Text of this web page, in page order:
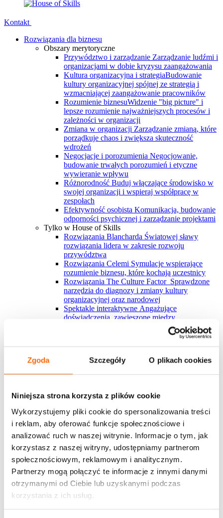
Zgoda Szczegóły O plikach cookies
Niniejsza strona korzysta z plików cookie
Wykorzystujemy pliki cookie do spersonalizowania treści
i reklam, aby oferować funkcje społecznościowe i
analizować ruch w naszej witrynie. Informacje o tym, jak
korzystasz z naszej witryny, udostępniamy partnerom
społecznościowym, reklamowym i analitycznym.
Partnerzy mogą połączyć te informacje z innymi danymi
otrzymanymi od Ciebie lub uzyskanymi podczas
korzystania z ich usług.
Kontakt
Rozwiązania dla biznesu
Obszary merytoryczne
Przywództwo i zarządzanie Zarządzanie ludźmi i
organizacjami w dobie kryzysu zaangażowania
Kultura organizacyjna i strategiaBudowanie
kultury organizacyjnej spójnej ze strategią i
wzmacniającej zaangażowanie pracowników
Rozumienie biznesuWidzenie "big picture" i
lepsze rozumienie najważniejszych procesów i
zależności w organizacji
Zmiana w organizacji Zarządzanie zmianą, które
porządkuje chaos i zwiększa skuteczność
wdrożeń
Negocjacje i porozumienia Negocjowanie,
budowanie trwałych porozumień i etyczne
wywieranie wpływu
Różnorodność Buduj włączające środowisko w
swojej organizacji i wspieraj współpracę w
zespołach
Efektywność osobista Komunikacja, budowanie
odporności psychicznej i zarządzanie projektami
Tylko w House of Skills
Rozwiązania Blancharda Światowej sławy
rozwiązania lidera w zakresie rozwoju
przywództwa
Rozwiązania Celemi Symulacje wspierające
rozumienie biznesu, które kochają uczestnicy
Rozwiązania The Culture Factor Sprawdzone
narzędzia do diagnozy i zmiany kultury
organizacyjnej oraz narodowej
Spektakle interaktywne Angażujące
doświadczenia, zawieszone między
rzeczywistością a fikcją, które inspirują do
pracy? U nas to możliwe
którego uczestnicy stają się częścią
Zakaz gotowania żaby
Nowy spektakl
interaktywny o mechanizmach nadużywania
władzy i przekraczania granic w miejscu pracy
Development CenterPoznaj autorskie podejście
House of Skills do diagnozy kompetencji dla
kluczowych grup pracowmików
Marka osobista w organizacjiSzkolenie dotyczy
budowania marki osobistej wewnątrz
organizacji/zespole w jakiej pracuje uczestnik
Zobacz więcej